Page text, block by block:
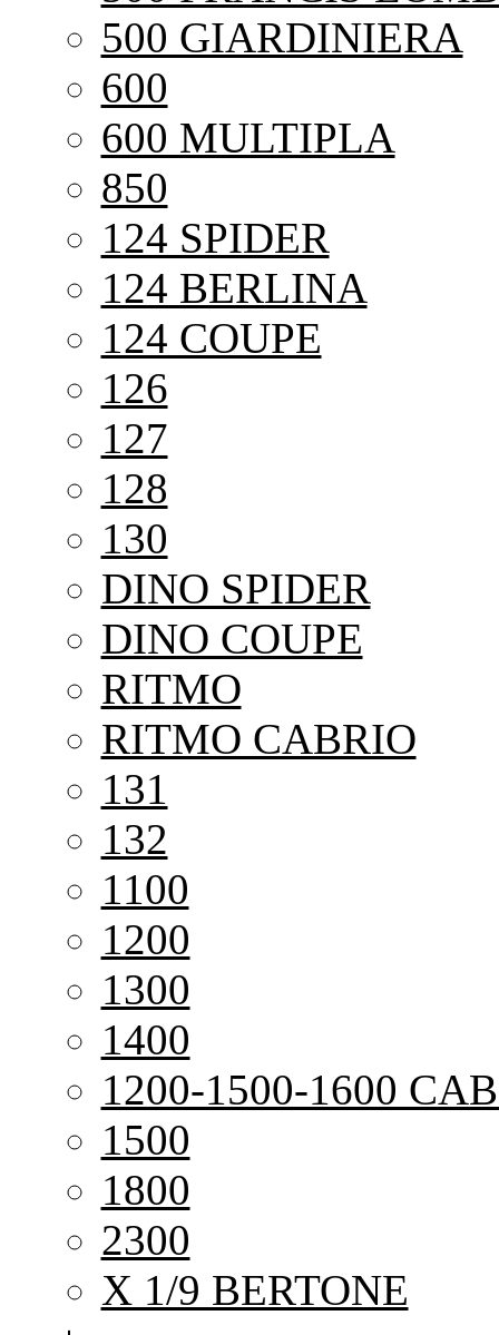
500 GIARDINIERA
600
600 MULTIPLA
850
124 SPIDER
124 BERLINA
124 COUPE
126
127
128
130
DINO SPIDER
DINO COUPE
RITMO
RITMO CABRIO
131
132
1100
1200
1300
1400
1200-1500-1600
1500
1800
2300
X 1/9 BERTONE